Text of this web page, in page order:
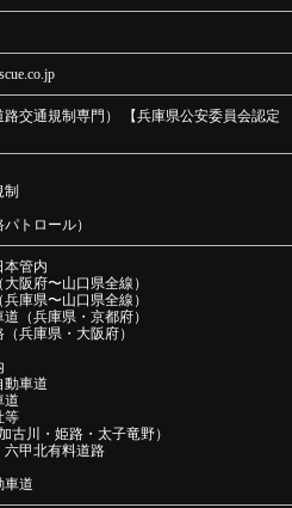
交通規制専門） 【兵庫県公安委員会認定
制
トロール）
管内
阪府〜山口県全線）
庫県〜山口県全線）
（兵庫県・京都府）
兵庫県・大阪府）
動車道
道
等
古川・姫路・太子竜野）
六甲北有料道路
車道